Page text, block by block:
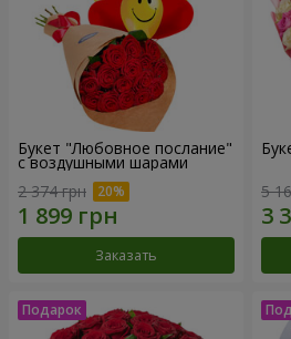
Букет "Любовное послание"
с воздушными шарами
2 374 грн
Заказать
5